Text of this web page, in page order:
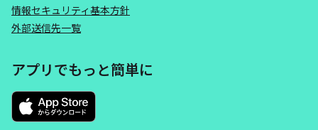
情報セキュリティ基本方針
外部送信先一覧
アプリでもっと簡単に